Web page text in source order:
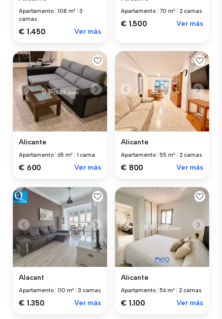
Apartamento |108 m² |3
camas
€ 1.450 Ver más
Apartamento |70 m² 2 camas
€ 1.500 Ver más
Alicante
Apartamento 65 m² 1 cama
€ 600 Ver más
Alicante
Apartamento |55 m² 2 camas
€ 800 Ver más
Alacant
Apartamento |110 m² |3 camas
€ 1.350 Ver más
Alicante
Apartamento |56 m² 2 camas
€ 1.100 Ver más